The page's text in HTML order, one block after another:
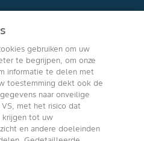
gebruiken om uw
te begrijpen, om onze
informatie te delen met
toestemming dekt ook de
naar onveilige
met het risico dat
krijgen tot uw
en andere doeleinden